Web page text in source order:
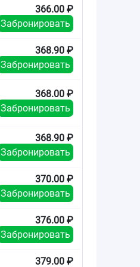
366.00 ₽
Забронировать
368.90 ₽
Забронировать
368.00 ₽
Забронировать
368.90 ₽
Забронировать
370.00 ₽
Забронировать
376.00 ₽
Забронировать
379.00 ₽